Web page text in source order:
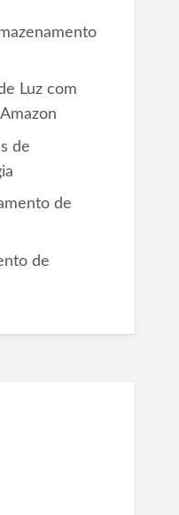
Luz com
de
de
de